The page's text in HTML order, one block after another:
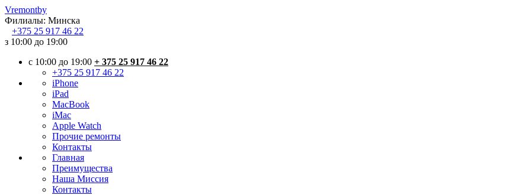
Vremontby
Филиалы: Минска
+375 25 917 46 22
з 10:00 до 19:00
c 10:00 до 19:00 + 375 25 917 46 22
+375 25 917 46 22
iPhone
iPad
MacBook
iMac
Apple Watch
Прочие ремонты
Контакты
Главная
Преимущества
Наша Миссия
Контакты